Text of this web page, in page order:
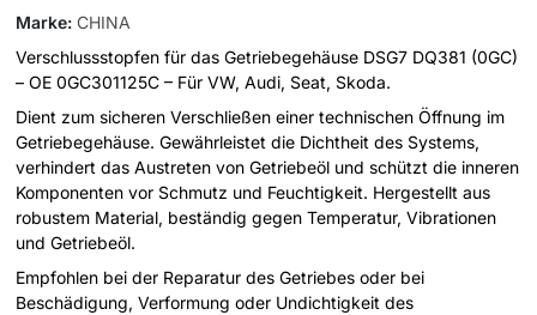
Marke: CHINA
Verschlussstopfen für das Getriebegehäuse DSG7 DQ381 (0GC)
– OE 0GC301125C – Für VW, Audi, Seat, Skoda.
Dient zum sicheren Verschließen einer technischen Öffnung im
Getriebegehäuse. Gewährleistet die Dichtheit des Systems,
verhindert das Austreten von Getriebeöl und schützt die inneren
Komponenten vor Schmutz und Feuchtigkeit. Hergestellt aus
robustem Material, beständig gegen Temperatur, Vibrationen
und Getriebeöl.
Empfohlen bei der Reparatur des Getriebes oder bei
Beschädigung, Verformung oder Undichtigkeit des